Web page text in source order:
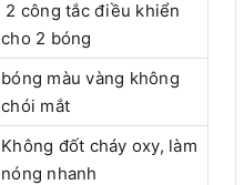
2 công tắc điều khiển
cho 2 bóng
bóng màu vàng không
chói mắt
Không đốt cháy oxy, làm
nóng nhanh